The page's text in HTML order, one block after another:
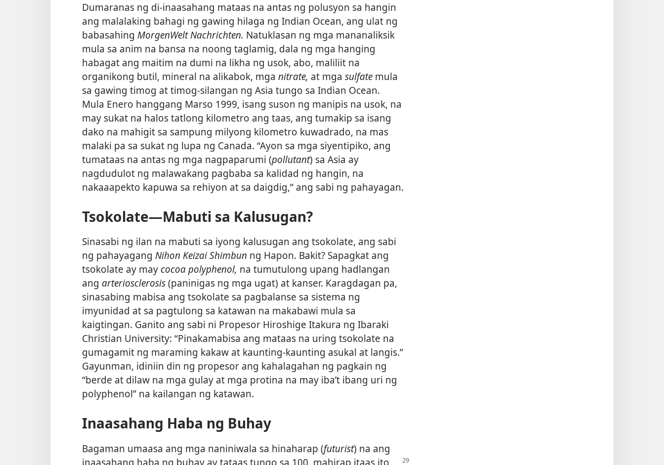
Dumaranas ng di-inaasahang mataas na antas ng polusyon sa hangin
ang malalaking bahagi ng gawing hilaga ng Indian Ocean, ang ulat ng
babasahing MorgenWelt Nachrichten. Natuklasan ng mga mananaliksik
mula sa anim na bansa na noong taglamig, dala ng mga hanging
habagat ang maitim na dumi na likha ng usok, abo, maliliit na
organikong butil, mineral na alikabok, mga nitrate, at mga sulfate mula
sa gawing timog at timog-silangan ng Asia tungo sa Indian Ocean.
Mula Enero hanggang Marso 1999, isang suson ng manipis na usok, na
may sukat na halos tatlong kilometro ang taas, ang tumakip sa isang
dako na mahigit sa sampung milyong kilometro kuwadrado, na mas
malaki pa sa sukat ng lupa ng Canada. “Ayon sa mga siyentipiko, ang
tumataas na antas ng mga nagpaparumi (pollutant) sa Asia ay
nagdudulot ng malawakang pagbaba sa kalidad ng hangin, na
nakaaapekto kapuwa sa rehiyon at sa daigdig,” ang sabi ng pahayagan.
Tsokolate​—Mabuti sa Kalusugan?
Sinasabi ng ilan na mabuti sa iyong kalusugan ang tsokolate, ang sabi
ng pahayagang Nihon Keizai Shimbun ng Hapon. Bakit? Sapagkat ang
tsokolate ay may cocoa polyphenol, na tumutulong upang hadlangan
ang arteriosclerosis(paninigas ng mga ugat) at kanser. Karagdagan pa,
sinasabing mabisa ang tsokolate sa pagbalanse sa sistema ng
imyunidad at sa pagtulong sa katawan na makabawi mula sa
kaigtingan. Ganito ang sabi ni Propesor Hiroshige Itakura ng Ibaraki
Christian University: “Pinakamabisa ang mataas na uring tsokolate na
gumagamit ng maraming kakaw at kaunting-kaunting asukal at langis.”
Gayunman, idiniin din ng propesor ang kahalagahan ng pagkain ng
“berde at dilaw na mga gulay at mga protina na may iba’t ibang uri ng
polyphenol” na kailangan ng katawan.
Inaasahang Haba ng Buhay
Bagaman umaasa ang mga naniniwala sa hinaharap (futurist) na ang
inaasahang haba ng buhay aytataas tungo sa 100, mahirap itaas ito